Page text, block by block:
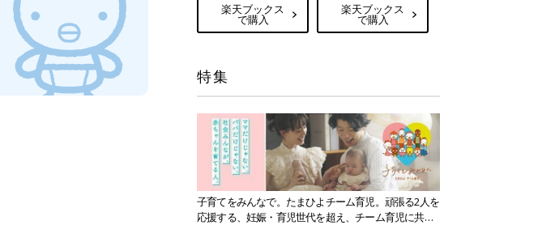
楽天ブックス
で購入
楽天ブックス
で購入
特集
子育てをみんなで。たまひよチーム育児。頑張る2人を
応援する、妊娠・育児世代を超え、チーム育児に共感